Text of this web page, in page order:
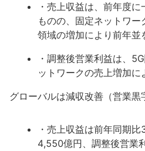
・売上収益は、前年度
ものの、固定ネットワ
領域の増加により前年並
・調整後営業利益は、
ットワークの売上増加に
グローバルは減収改善（営業黒
・売上収益は前年同期
4,550億円、調整後営業